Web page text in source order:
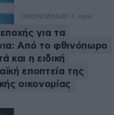
ΟΙΚΟΝΟΜΙΑ30 λ. πριν
για τα
Από το φθινόπωρο
και η ειδική
εποπτεία της
οικονομίας